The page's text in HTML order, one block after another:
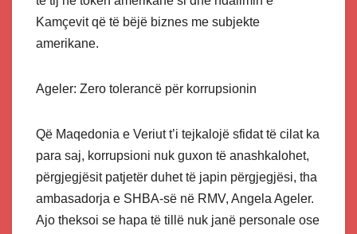
Kamçevit që të bëjë biznes me subjekte
amerikane.
Ageler: Zero tolerancë për korrupsionin
Që Maqedonia e Veriut t’i tejkalojë sfidat të cilat ka
para saj, korrupsioni nuk guxon të anashkalohet,
përgjegjësit patjetër duhet të japin përgjegjësi, tha
ambasadorja e SHBA-së në RMV, Angela Ageler.
Ajo theksoi se hapa të tillë nuk janë personale ose